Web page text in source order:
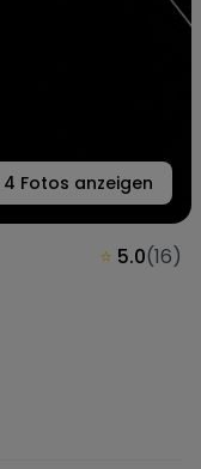
4 Fotos anzeigen
⭐ 5.0(16)